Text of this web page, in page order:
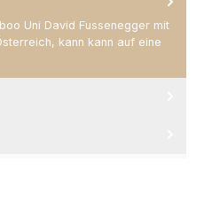
Uni David Fussenegger mit
kann kann auf eine